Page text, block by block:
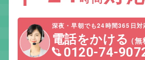
深夜・早朝でも24時間365日対
電話をかける（無
0120-74-